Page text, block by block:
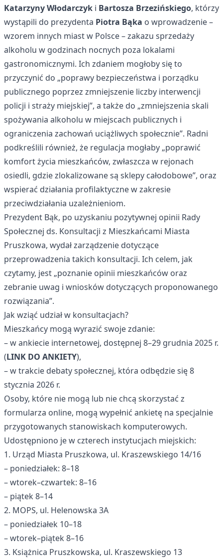
Katarzyny Włodarczyk i Bartosza Brzezińskiego, którzy
wystąpili do prezydenta Piotra Bąka o wprowadzenie –
wzorem innych miast w Polsce – zakazu sprzedaży
alkoholu w godzinach nocnych poza lokalami
gastronomicznymi. Ich zdaniem mogłoby się to
przyczynić do „poprawy bezpieczeństwa i porządku
publicznego poprzez zmniejszenie liczby interwencji
policji i straży miejskiej”, a także do „zmniejszenia skali
spożywania alkoholu w miejscach publicznych i
ograniczenia zachowań uciążliwych społecznie”. Radni
podkreślili również, że regulacja mogłaby „poprawić
komfort życia mieszkańców, zwłaszcza w rejonach
osiedli, gdzie zlokalizowane są sklepy całodobowe”, oraz
wspierać działania profilaktyczne w zakresie
przeciwdziałania uzależnieniom.
Prezydent Bąk, po uzyskaniu pozytywnej opinii Rady
Społecznej ds. Konsultacji z Mieszkańcami Miasta
Pruszkowa, wydał zarządzenie dotyczące
przeprowadzenia takich konsultacji. Ich celem, jak
czytamy, jest „poznanie opinii mieszkańców oraz
zebranie uwag i wniosków dotyczących proponowanego
rozwiązania”.
Jak wziąć udział w konsultacjach?
Mieszkańcy mogą wyrazić swoje zdanie:
– w ankiecie internetowej, dostępnej 8–29 grudnia 2025 r.
(LINK DO ANKIETY),
– w trakcie debaty społecznej, która odbędzie się 8
stycznia 2026 r.
Osoby, które nie mogą lub nie chcą skorzystać z
formularza online, mogą wypełnić ankietę na specjalnie
przygotowanych stanowiskach komputerowych.
Udostępniono je w czterech instytucjach miejskich:
1. Urząd Miasta Pruszkowa, ul. Kraszewskiego 14/16
– poniedziałek: 8–18
– wtorek–czwartek: 8–16
– piątek 8–14
2. MOPS, ul. Helenowska 3A
– poniedziałek 10–18
– wtorek–piątek 8–16
3. Książnica Pruszkowska, ul. Kraszewskiego 13